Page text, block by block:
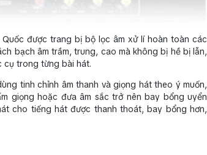
được trang bị bộ lọc âm xử lí hoàn toàn các
bạch âm trầm, trung, cao mà không bị hề bị lẫn,
cụ trong từng bài hát.
tinh chỉnh âm thanh và giọng hát theo ý muốn,
giọng hoặc đưa âm sắc trở nên bay bổng uyển
cho tiếng hát được thanh thoát, bay bổng hơn,